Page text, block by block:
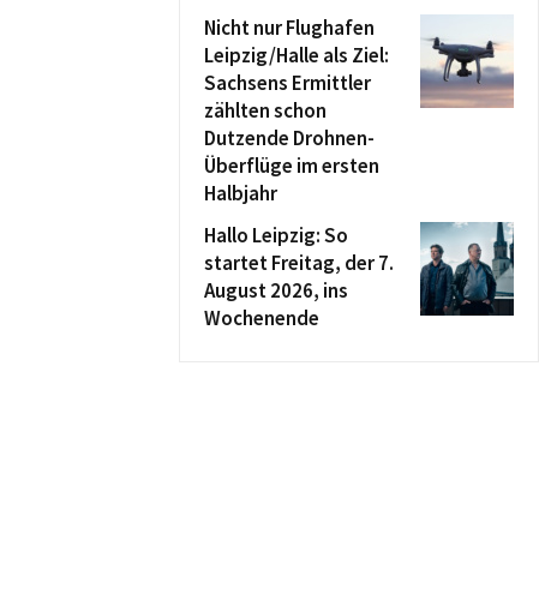
Nicht nur Flughafen
Leipzig/Halle als Ziel:
Sachsens Ermittler
zählten schon
Dutzende Drohnen-
Überflüge im ersten
Halbjahr
Hallo Leipzig: So
startet Freitag, der 7.
August 2026, ins
Wochenende